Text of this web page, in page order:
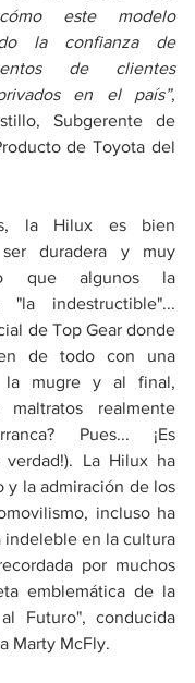
este modelo
la confianza de
de clientes
en el país”,
Subgerente de
de Toyota del
la Hilux es bien
duradera y muy
que algunos la
"la indestructible"...
de Top Gear donde
de todo con una
la mugre y al final,
realmente
Pues... ¡Es
La Hilux ha
y la admiración de los
incluso ha
indeleble en la cultura
por muchos
emblemática de la
Futuro", conducida
Marty McFly.